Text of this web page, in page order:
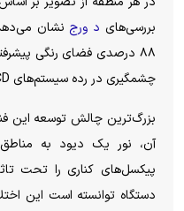
بررسی‌های د ورج نشان
چشمگیری در رده سیستم‌های LCD به شمار می‌رود.
بزرگ‌ترین چالش توسعه این
آن، نور یک دیود به
پیکسل‌های کناری را تحت
دستگاه توانسته است این